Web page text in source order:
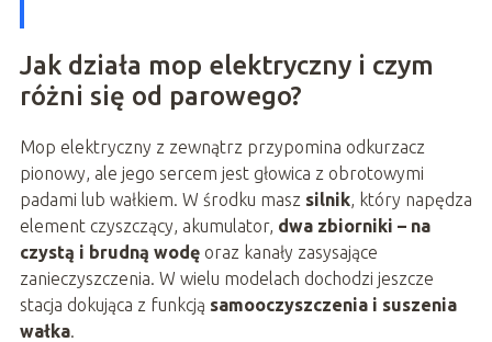
Jak działa mop elektryczny i czym
różni się od parowego?
Mop elektryczny z zewnątrz przypomina odkurzacz
pionowy, ale jego sercem jest głowica z obrotowymi
padami lub wałkiem. W środku masz silnik, który napędza
element czyszczący, akumulator, dwa zbiorniki – na
czystą i brudną wodęoraz kanały zasysające
zanieczyszczenia. W wielu modelach dochodzi jeszcze
stacja dokująca z funkcją samooczyszczenia i suszenia
wałka.